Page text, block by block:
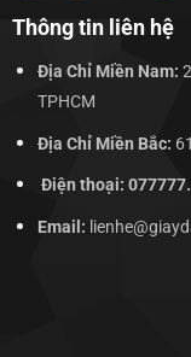
Thông tin liên hệ
Địa Chỉ Miền Nam:
TPHCM
Địa Chỉ Miền Bắc:
Điện thoại:
Email: